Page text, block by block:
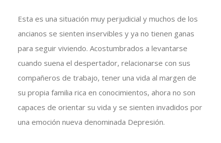
Esta es una situación muy perjudicial y muchos de los
ancianos se sienten inservibles y ya no tienen ganas
para seguir viviendo. Acostumbrados a levantarse
cuando suena el despertador, relacionarse con sus
compañeros de trabajo, tener una vida al margen de
su propia familia rica en conocimientos, ahora no son
capaces de orientar su vida y se sienten invadidos por
una emoción nueva denominada Depresión.